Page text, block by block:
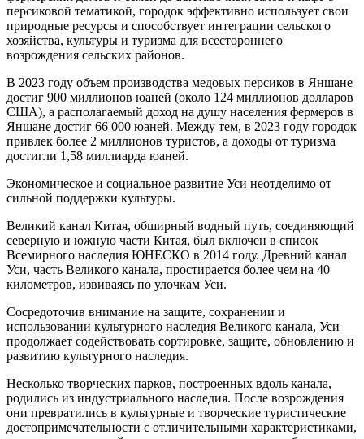
персиковой тематикой, городок эффективно использует свои
природные ресурсы и способствует интеграции сельского
хозяйства, культуры и туризма для всестороннего
возрождения сельских районов.
В 2023 году объем производства медовых персиков в Яншане
достиг 900 миллионов юаней (около 124 миллионов долларов
США), а располагаемый доход на душу населения фермеров в
Яншане достиг 66 000 юаней. Между тем, в 2023 году городок
привлек более 2 миллионов туристов, а доходы от туризма
достигли 1,58 миллиарда юаней.
Экономическое и социальное развитие Уси неотделимо от
сильной поддержки культуры.
Великий канал Китая, обширный водный путь, соединяющий
северную и южную части Китая, был включен в список
Всемирного наследия ЮНЕСКО в 2014 году. Древний канал
Уси, часть Великого канала, простирается более чем на 40
километров, извиваясь по улочкам Уси.
Сосредоточив внимание на защите, сохранении и
использовании культурного наследия Великого канала, Уси
продолжает содействовать сортировке, защите, обновлению и
развитию культурного наследия.
Несколько творческих парков, построенных вдоль канала,
родились из индустриального наследия. После возрождения
они превратились в культурные и творческие туристические
достопримечательности с отличительными характеристиками,